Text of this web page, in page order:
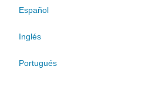
Español
Inglés
Portugués